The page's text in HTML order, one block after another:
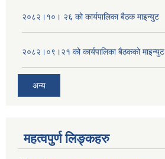
२०८२।१०। २६ को कार्यपालिका बैठक माइन्युट
२०८२।०९।२१ को कार्यपालिका बैठकको माइन्युट
अन्य
महत्वपुर्ण लिङ्कहरु